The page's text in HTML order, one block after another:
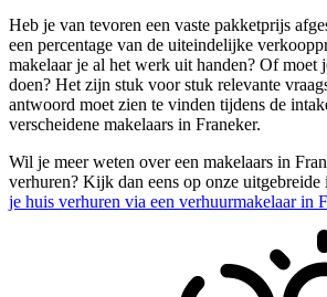
Heb je van tevoren een vaste pakketprijs
een percentage van de uiteindelijke
makelaar je al het werk uit handen? Of moet
doen? Het zijn stuk voor stuk relevante
antwoord moet zien te vinden tijdens de
verscheidene makelaars in Franeker.
Wil je meer weten over een makelaars in
verhuren? Kijk dan eens op onze
je huis verhuren via een verhuurmakelaar in